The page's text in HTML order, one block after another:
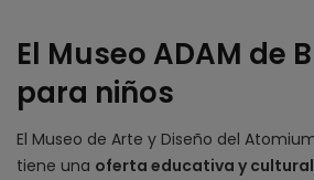
El Museo ADAM de
para niños
El Museo de Arte y Diseño del
tiene una oferta educativa y